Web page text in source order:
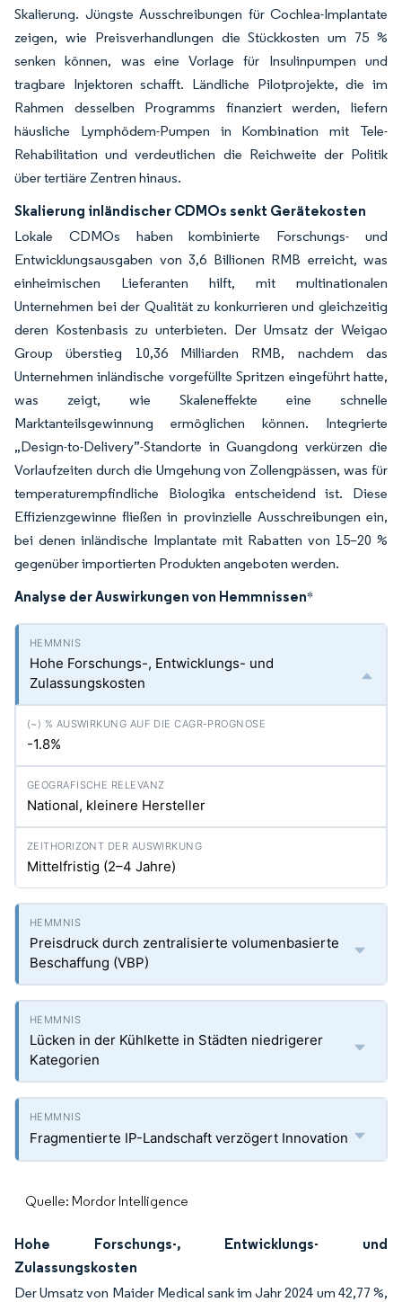
Skalierung. Jüngste Ausschreibungen für Cochlea-Implantate
zeigen, wie Preisverhandlungen die Stückkosten um 75 %
senken können, was eine Vorlage für Insulinpumpen und
tragbare Injektoren schafft. Ländliche Pilotprojekte, die im
Rahmen desselben Programms finanziert werden, liefern
häusliche Lymphödem-Pumpen in Kombination mit Tele-
Rehabilitation und verdeutlichen die Reichweite der Politik
über tertiäre Zentren hinaus.
Skalierung inländischer CDMOs senkt Gerätekosten
Lokale CDMOs haben kombinierte Forschungs- und
Entwicklungsausgaben von 3,6 Billionen RMB erreicht, was
einheimischen Lieferanten hilft, mit multinationalen
Unternehmen bei der Qualität zu konkurrieren und gleichzeitig
deren Kostenbasis zu unterbieten. Der Umsatz der Weigao
Group überstieg 10,36 Milliarden RMB, nachdem das
Unternehmen inländische vorgefüllte Spritzen eingeführt hatte,
was zeigt, wie Skaleneffekte eine schnelle
Marktanteilsgewinnung ermöglichen können. Integrierte
„Design-to-Delivery”-Standorte in Guangdong verkürzen die
Vorlaufzeiten durch die Umgehung von Zollengpässen, was für
temperaturempfindliche Biologika entscheidend ist. Diese
Effizienzgewinne fließen in provinzielle Ausschreibungen ein,
bei denen inländische Implantate mit Rabatten von 15–20 %
gegenüber importierten Produkten angeboten werden.
Analyse der Auswirkungen von Hemmnissen*
Hohe Forschungs-, Entwicklungs- und
Zulassungskosten
-1.8%
National, kleinere Hersteller
Mittelfristig (2–4 Jahre)
Preisdruck durch zentralisierte volumenbasierte
Beschaffung (VBP)
Lücken in der Kühlkette in Städten niedrigerer
Kategorien
Fragmentierte IP-Landschaft verzögert Innovation
Quelle: Mordor Intelligence
Hohe Forschungs-, Entwicklungs- und
Zulassungskosten
Der Umsatz von Maider Medical sank im Jahr 2024 um 42,77 %,